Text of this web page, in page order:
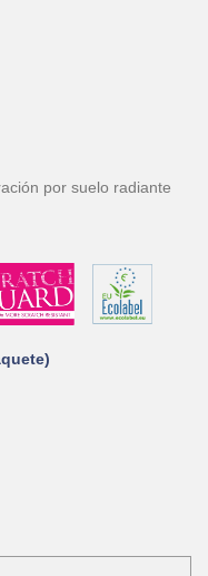
por suelo radiante